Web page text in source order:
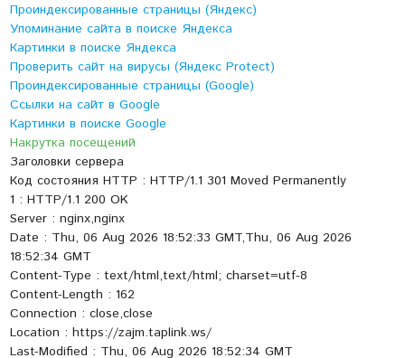
Проиндексированные страницы (Яндекс)
Упоминание сайта в поиске Яндекса
Картинки в поиске Яндекса
Проверить сайт на вирусы (Яндекс Protect)
Проиндексированные страницы (Google)
Ссылки на сайт в Google
Картинки в поиске Google
Накрутка посещений
Заголовки сервера
Код состояния HTTP : HTTP/1.1 301 Moved Permanently
1 : HTTP/1.1 200 OK
Server : nginx,nginx
Date : Thu, 06 Aug 2026 18:52:33 GMT,Thu, 06 Aug 2026
18:52:34 GMT
Content-Type : text/html,text/html; charset=utf-8
Content-Length : 162
Connection : close,close
Location : https://zajm.taplink.ws/
Last-Modified : Thu, 06 Aug 2026 18:52:34 GMT